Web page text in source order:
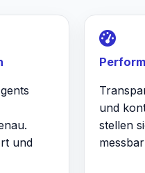
und
und
stellen